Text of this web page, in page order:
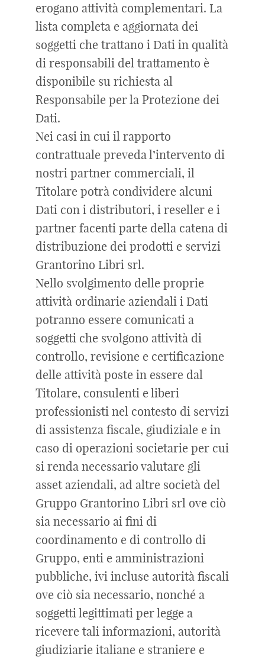
erogano attività complementari. La
lista completa e aggiornata dei
soggetti che trattano i Dati in qualità
di responsabili del trattamento è
disponibile su richiesta al
Responsabile per la Protezione dei
Dati.
Nei casi in cui il rapporto
contrattuale preveda l’intervento di
nostri partner commerciali, il
Titolare potrà condividere alcuni
Dati con i distributori, i reseller e i
partner facenti parte della catena di
distribuzione dei prodotti e servizi
Grantorino Libri srl.
Nello svolgimento delle proprie
attività ordinarie aziendali i Dati
potranno essere comunicati a
soggetti che svolgono attività di
controllo, revisione e certificazione
delle attività poste in essere dal
Titolare, consulenti e liberi
professionisti nel contesto di servizi
di assistenza fiscale, giudiziale e in
caso di operazioni societarie per cui
si renda necessario valutare gli
asset aziendali, ad altre società del
Gruppo Grantorino Libri srl ove ciò
sia necessario ai fini di
coordinamento e di controllo di
Gruppo, enti e amministrazioni
pubbliche, ivi incluse autorità fiscali
ove ciò sia necessario, nonché a
soggetti legittimati per legge a
ricevere tali informazioni, autorità
giudiziarie italiane e straniere e